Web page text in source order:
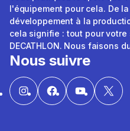
l'équipement pour cela. De
développement à la
cela signifie : tout pour
DECATHLON. Nous faisons
Nous suivre